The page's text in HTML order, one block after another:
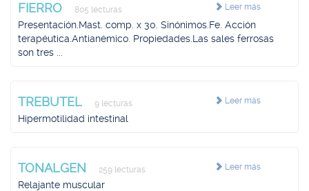
Leer más
FIERRO 805 lecturas
Presentación.Mast. comp. x 30. Sinónimos.Fe. Acción
terapéutica.Antianémico. Propiedades.Las sales ferrosas
son tres ...
Leer más
TREBUTEL 9 lecturas
Hipermotilidad intestinal
Leer más
TONALGEN 259 lecturas
Relajante muscular